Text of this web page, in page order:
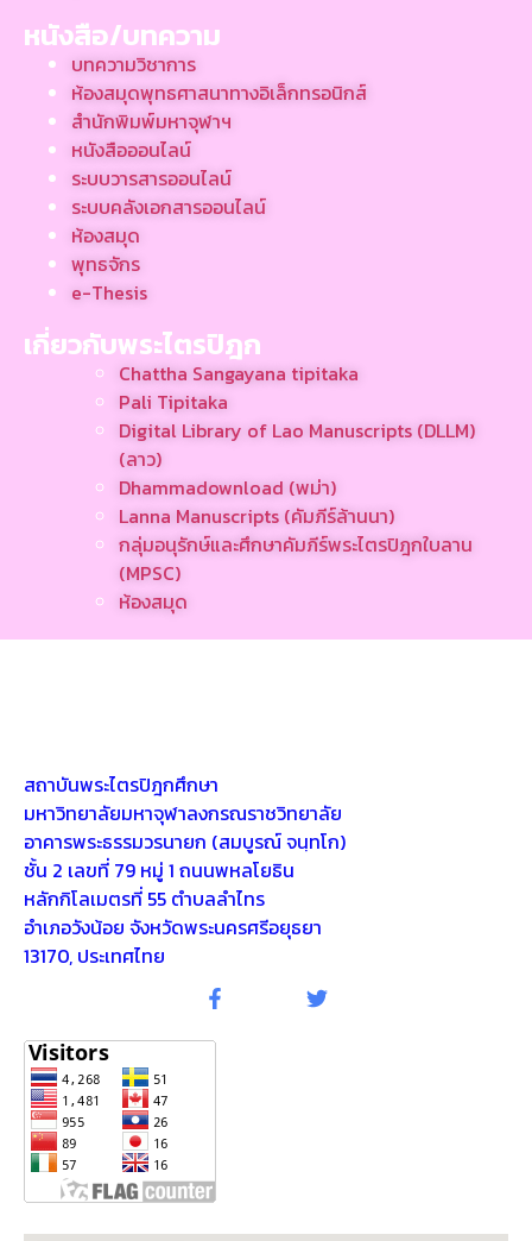
หนังสือ/บทความ
บทความวิชาการ
ห้องสมุดพุทธศาสนาทางอิเล็กทรอนิกส์
สำนักพิมพ์มหาจุฬาฯ
หนังสือออนไลน์
ระบบวารสารออนไลน์
ระบบคลังเอกสารออนไลน์
ห้องสมุด
พุทธจักร
e-Thesis
เกี่ยวกับพระไตรปิฎก
Chattha Sangayana tipitaka
Pali Tipitaka
Digital Library of Lao Manuscripts (DLLM)
(ลาว)
Dhammadownload (พม่า)
Lanna Manuscripts (คัมภีร์ล้านนา)
กลุ่มอนุรักษ์และศึกษาคัมภีร์พระไตรปิฎกใบลาน
(MPSC)
ห้องสมุด
สถาบันพระไตรปิฎกศึกษา
มหาวิทยาลัยมหาจุฬาลงกรณราชวิทยาลัย
อาคารพระธรรมวรนายก (สมบูรณ์ จนฺทโก)
ชั้น 2 เลขที่ 79 หมู่ 1 ถนนพหลโยธิน
หลักกิโลเมตรที่ 55 ตำบลลำไทร
อำเภอวังน้อย จังหวัดพระนครศรีอยุธยา
13170, ประเทศไทย